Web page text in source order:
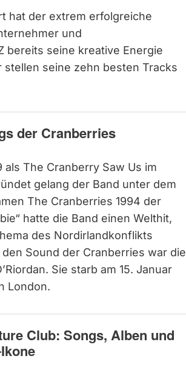
hat der extrem erfolgreiche
und
bereits seine kreative Energie
stellen seine zehn besten Tracks
der Cranberries
als The Cranberry Saw Us im
gelang der Band unter dem
The Cranberries 1994 der
hatte die Band einen Welthit,
des Nordirlandkonflikts
Sound der Cranberries war die
Sie starb am 15. Januar
London.
Club: Songs, Alben und